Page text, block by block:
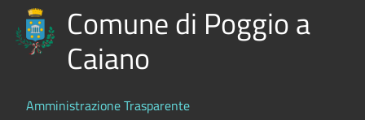
Comune di Poggio a
Caiano
Amministrazione Trasparente